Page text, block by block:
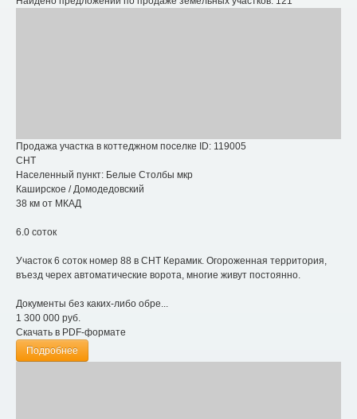
Продажа участка в коттеджном поселке ID: 119005
СНТ
Населенный пункт: Белые Столбы мкр
Каширское / Домодедовский
38 км от МКАД
6.0 соток
Участок 6 соток номер 88 в СНТ Керамик. Огороженная территория,
въезд черех автоматические ворота, многие живут постоянно.
Документы без каких-либо обре...
1 300 000 руб.
Скачать в PDF-формате
Подробнее